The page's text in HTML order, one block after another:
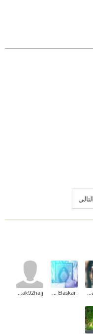
التالي
Mirna Wehbi
Ahmed Elaskari
tabarak92hajj